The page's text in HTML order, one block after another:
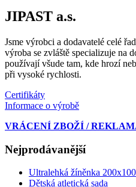
JIPAST a.s.
Jsme výrobci a dodavatelé celé
výroba se zvláště specializuje na
používají všude tam, kde hrozí
při vysoké rychlosti.
Certifikáty
Informace o výrobě
VRÁCENÍ ZBOŽÍ /
Nejprodávanější
Ultralehká žíněnka
Dětská atletická sada